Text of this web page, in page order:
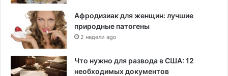
Афродизиак для женщин: лучшие
природные патогены
2 недели ago
Что нужно для развода в США: 12
необходимых документов